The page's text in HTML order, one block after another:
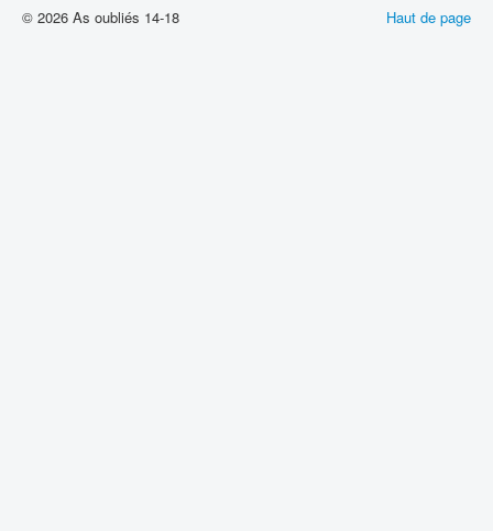
Haut de page
© 2026 As oubliés 14-18